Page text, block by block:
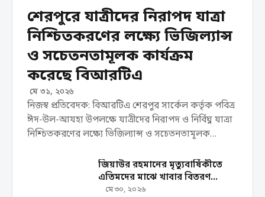
শেরপুরে যাত্রীদের নিরাপদ যাত্রা
নিশ্চিতকরণের লক্ষ্যে ভিজিল্যান্স
ও সচেতনতামূলক কার্যক্রম
করেছে বিআরটিএ
মে ৩১, ২০২৬
নিজস্ব প্রতিবেদক: বিআরটিএ শেরপুর সার্কেল কর্তৃক পবিত্র
ঈদ-উল-আযহা উপলক্ষে যাত্রীদের নিরাপদ ও নির্বিঘ্ন যাত্রা
নিশ্চিতকরণের লক্ষ্যে ভিজিল্যান্স ও সচেতনতামূলক
শহরের বিভিন্ন পয়েন্টে এ কার্যক্রম পরিচালনা করা হয়। ...
জিয়াউর রহমানের মৃত্যুবার্ষিকীতে
এতিমদের মাঝে খাবার বিতরণ
করলেন যুবনেতা শওকত হোসেন
মে ৩০, ২০২৬